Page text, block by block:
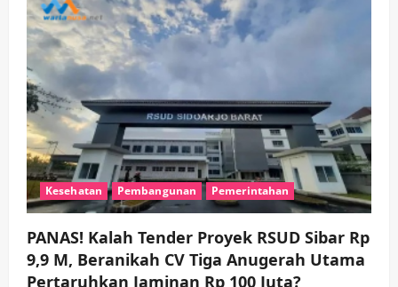
Kesehatan Pembangunan Pemerintahan
PANAS! Kalah Tender Proyek RSUD Sibar Rp
9,9 M, Beranikah CV Tiga Anugerah Utama
Pertaruhkan Jaminan Rp 100 Juta?